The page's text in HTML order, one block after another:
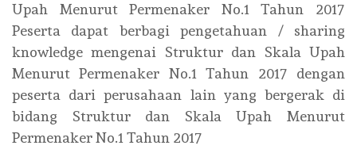
Upah Menurut Permenaker No.1 Tahun 2017
Peserta dapat berbagi pengetahuan / sharing
knowledge mengenai Struktur dan Skala Upah
Menurut Permenaker No.1 Tahun 2017 dengan
peserta dari perusahaan lain yang bergerak di
bidang Struktur dan Skala Upah Menurut
Permenaker No.1 Tahun 2017